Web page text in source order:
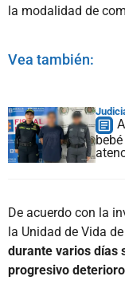
la modalidad de
Vea también:
De acuerdo con la
la Unidad de Vida
durante varios días
progresivo